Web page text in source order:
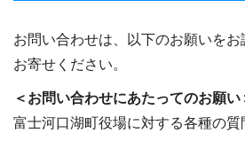
お問い合わせは、以下のお願いをお
お寄せください。
＜お問い合わせにあたってのお願い
富士河口湖町役場に対する各種の